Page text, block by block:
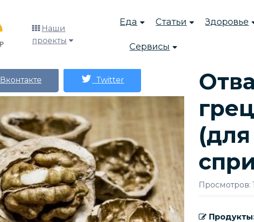
Наши
проекты
Еда Статьи Здоровье
Сервисы
Вконтакте Twitter
(для
Просмотров: